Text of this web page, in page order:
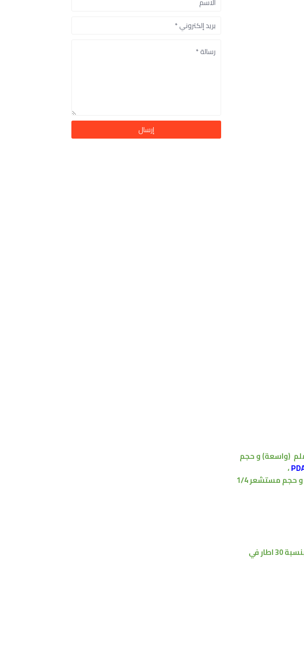
(واسعة)و حجم
،
و حجم مستشعر 1/4
بنسبة 30 اطار في